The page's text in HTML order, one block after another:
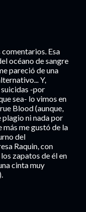
Esa
océano de sangre
pareció de una
Y,
-por
sea- lo vimos en
Blood (aunque,
plagio ni nada por
más me gustó de la
del
Raquin, con
zapatos de él en
cinta muy